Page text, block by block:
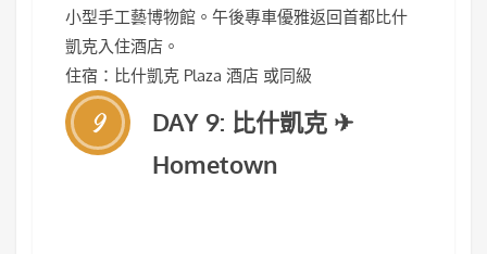
小型手工藝博物館。午後專車優雅返回首都比什
凱克入住酒店。
住宿：比什凱克 Plaza 酒店 或同級
9
DAY 9: 比什凱克 ✈
Hometown